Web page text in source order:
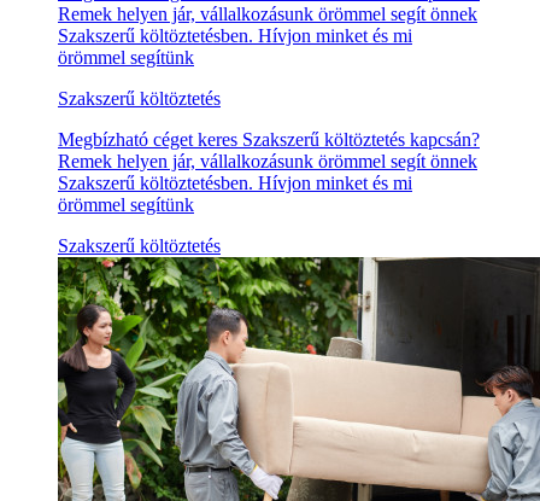
Remek helyen jár, vállalkozásunk örömmel segít önnek
Szakszerű költöztetésben. Hívjon minket és mi
örömmel segítünk
Szakszerű költöztetés
Megbízható céget keres Szakszerű költöztetés kapcsán?
Remek helyen jár, vállalkozásunk örömmel segít önnek
Szakszerű költöztetésben. Hívjon minket és mi
örömmel segítünk
Szakszerű költöztetés